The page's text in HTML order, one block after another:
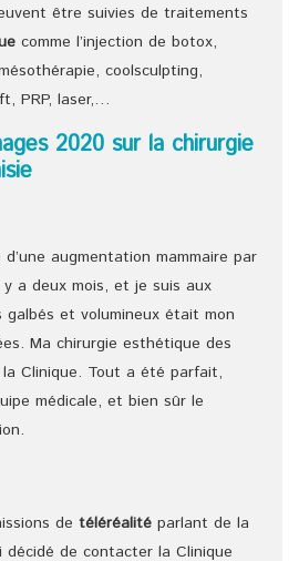
être suivies de traitements
comme l’injection de botox,
coolsculpting,
PRP, laser,…
2020 sur la chirurgie
augmentation mammaire par
a deux mois, et je suis aux
galbés et volumineux était mon
Ma chirurgie esthétique des
Clinique. Tout a été parfait,
médicale, et bien sûr le
de téléréalité parlant de la
décidé de contacter la Clinique